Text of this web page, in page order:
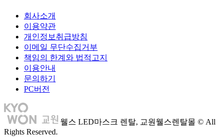
회사소개
이용약관
개인정보취급방침
이메일 무단수집거부
책임의 한계와 법적고지
이용안내
문의하기
PC버전
웰스 LED마스크 렌탈, 교원웰스렌탈몰 © All
Rights Reserved.